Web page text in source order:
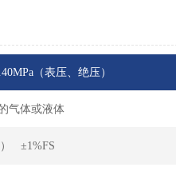
（表压、绝压）
气体或液体
） ±1%FS